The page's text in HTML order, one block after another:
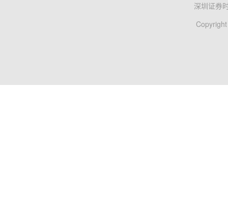
深圳证券